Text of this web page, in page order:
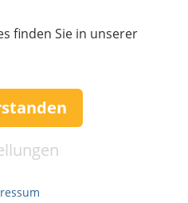
finden Sie in unserer